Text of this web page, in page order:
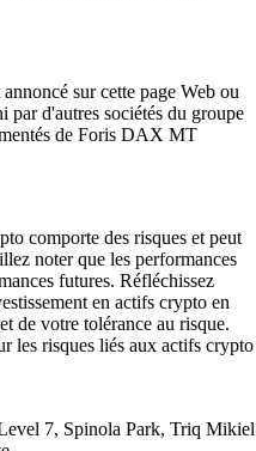
sur cette page Web ou
par d'autres sociétés du groupe
de Foris DAX MT
comporte des risques et peut
noter que les performances
futures. Réfléchissez
en actifs crypto en
de votre tolérance au risque.
les risques liés aux actifs crypto
7, Spinola Park, Triq Mikiel